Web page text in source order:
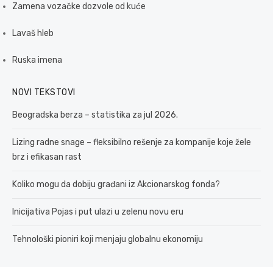
Zamena vozačke dozvole od kuće
Lavaš hleb
Ruska imena
NOVI TEKSTOVI
Beogradska berza – statistika za jul 2026.
Lizing radne snage – fleksibilno rešenje za kompanije koje žele
brz i efikasan rast
Koliko mogu da dobiju građani iz Akcionarskog fonda?
Inicijativa Pojas i put ulazi u zelenu novu eru
Tehnološki pioniri koji menjaju globalnu ekonomiju